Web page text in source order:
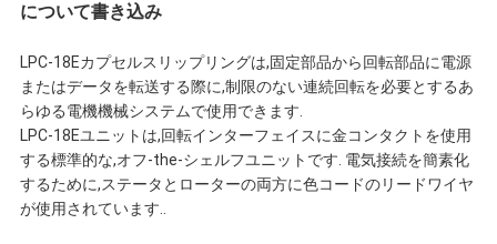
に
連
絡
について書き込み
LPC-18Eカプセルスリップリングは,固定部品から回転部品に電源
またはデータを転送する際に,制限のない連続回転を必要とするあ
らゆる電機機械システムで使用できます.
LPC-18Eユニットは,回転インターフェイスに金コンタクトを使用
する標準的な,オフ-the-シェルフユニットです. 電気接続を簡素化
するために,ステータとローターの両方に色コードのリードワイヤ
が使用されています..